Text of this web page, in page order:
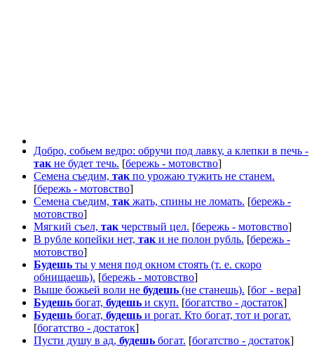
Добро, собьем ведро: обручи под лавку, а клепки в печь -
так не будет течь. [бережь - мотовство]
Семена съедим, так по урожаю тужить не станем.
[бережь - мотовство]
Семена съедим, так жать, спины не ломать. [бережь -
мотовство]
Мягкий съел, так черствый цел. [бережь - мотовство]
В рубле копейки нет, так и не полон рубль. [бережь -
мотовство]
Будешь ты у меня под окном стоять (т. е. скоро
обнищаешь). [бережь - мотовство]
Выше божьей воли не будешь (не станешь). [бог - вера]
Будешь богат, будешь и скуп. [богатство - достаток]
Будешь богат, будешь и рогат. Кто богат, тот и рогат.
[богатство - достаток]
Пусти душу в ад, будешь богат. [богатство - достаток]